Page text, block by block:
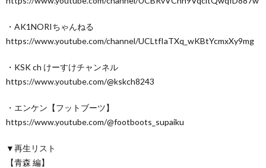
・AK1NORIちゃんねる
https://www.youtube.com/channel/UCLtfIaTXq_wKBtYcmxXy9mg
・KSK ch けーすけチャンネル
https://www.youtube.com/@kskch8243
・エンケン【フットブーツ】
https://www.youtube.com/@footboots_supaiku
▼再生リスト
【青森 編】